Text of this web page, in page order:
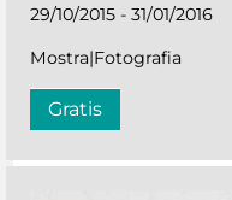
29/10/2015 - 31/01/2016
Mostra|Fotografia
Gratis